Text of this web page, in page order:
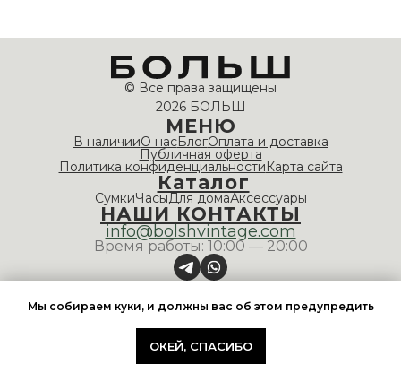
© Все права защищены
2026 БОЛЬШ
МЕНЮ
В наличииО насБлогОплата и доставка
Публичная оферта
Политика конфиденциальности Карта сайта
Каталог
СумкиЧасыДля домаАксессуары
НАШИ КОНТАКТЫ
info@bolshvintage.com
Время работы: 10:00 — 20:00
Мы собираем куки, и должны вас об этом предупредить
ОКЕЙ, СПАСИБО